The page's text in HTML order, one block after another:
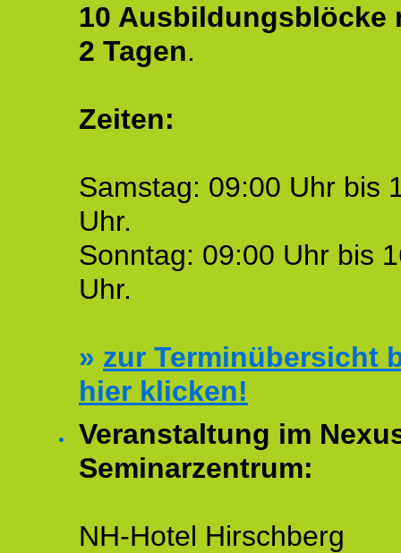
10 Ausbildungsblöcke
2 Tagen.
Zeiten:
Samstag: 09:00 Uhr bis
Uhr.
Sonntag: 09:00 Uhr bis
Uhr.
» zur Terminübersicht
hier klicken!
Veranstaltung im
Seminarzentrum:
NH-Hotel Hirschberg